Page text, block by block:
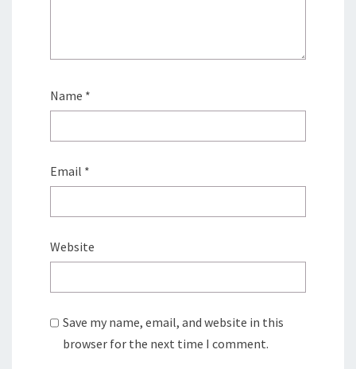
Name *
Email *
Website
Save my name, email, and website in this
browser for the next time I comment.